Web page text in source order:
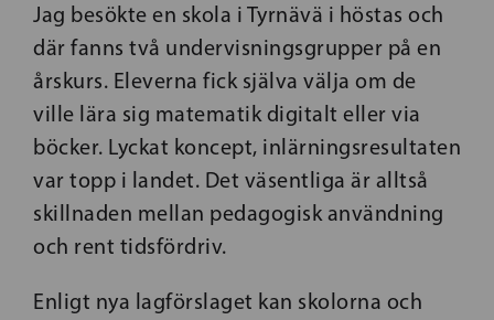
Jag besökte en skola i Tyrnävä i höstas och
där fanns två undervisningsgrupper på en
årskurs. Eleverna fick själva välja om de
ville lära sig matematik digitalt eller via
böcker. Lyckat koncept, inlärningsresultaten
var topp i landet. Det väsentliga är alltså
skillnaden mellan pedagogisk användning
och rent tidsfördriv.
Enligt nya lagförslaget kan skolorna och